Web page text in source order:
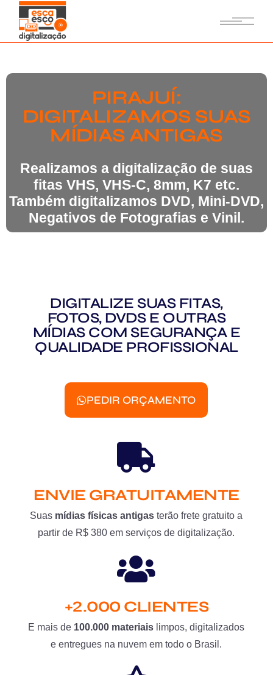
PIRAJUÍ:
DIGITALIZAMOS SUAS
MÍDIAS ANTIGAS
Realizamos a digitalização de suas
fitas VHS, VHS-C, 8mm, K7 etc.
Também digitalizamos DVD, Mini-DVD,
Negativos de Fotografias e Vinil.
DIGITALIZE SUAS FITAS,
FOTOS, DVDS E OUTRAS
MÍDIAS COM SEGURANÇA E
QUALIDADE PROFISSIONAL
PEDIR ORÇAMENTO
ENVIE GRATUITAMENTE
Suas mídias físicas antigas terão frete gratuito a
partir de R$ 380 em serviços de digitalização.
+2.000 CLIENTES
E mais de 100.000 materiais limpos, digitalizados
e entregues na nuvem em todo o Brasil.